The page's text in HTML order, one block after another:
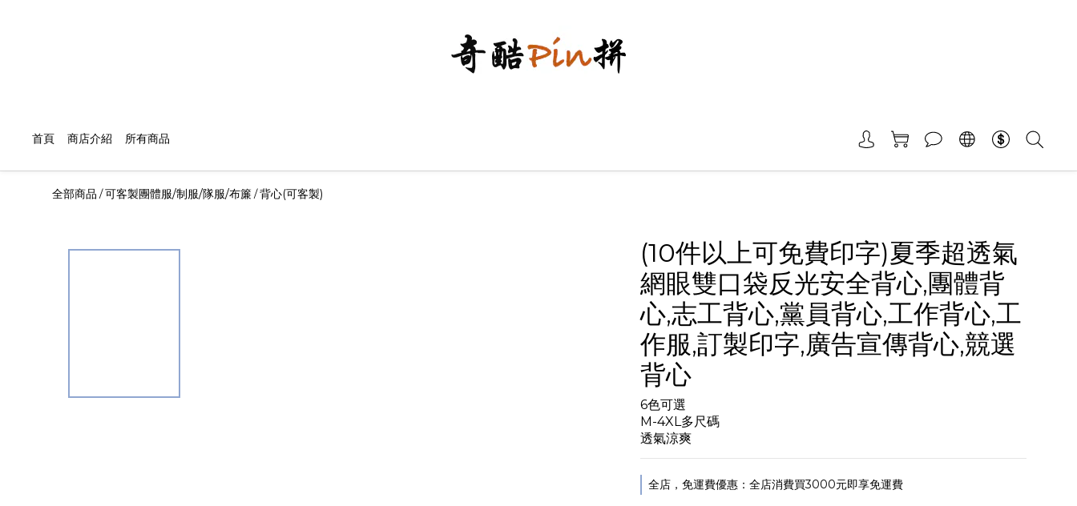
首頁 商店介紹 所有商品
全部商品 /可客製團體服/制服/隊服/布簾 /背心(可客製)
(10件以上可免費印字)夏季超透氣
網眼雙口袋反光安全背心,團體背
心,志工背心,黨員背心,工作背心,工
作服,訂製印字,廣告宣傳背心,競選
背心
6色可選
M-4XL多尺碼
透氣涼爽
全店，免運費優惠：全店消費買3000元即享免運費